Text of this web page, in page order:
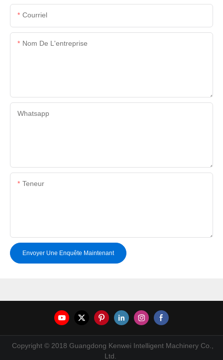
Courriel
Nom De L'entreprise
Whatsapp
Teneur
Envoyer Une Enquête Maintenant
Copyright © 2018 Guangdong Kenwei Intelligent Machinery Co.,
Ltd.